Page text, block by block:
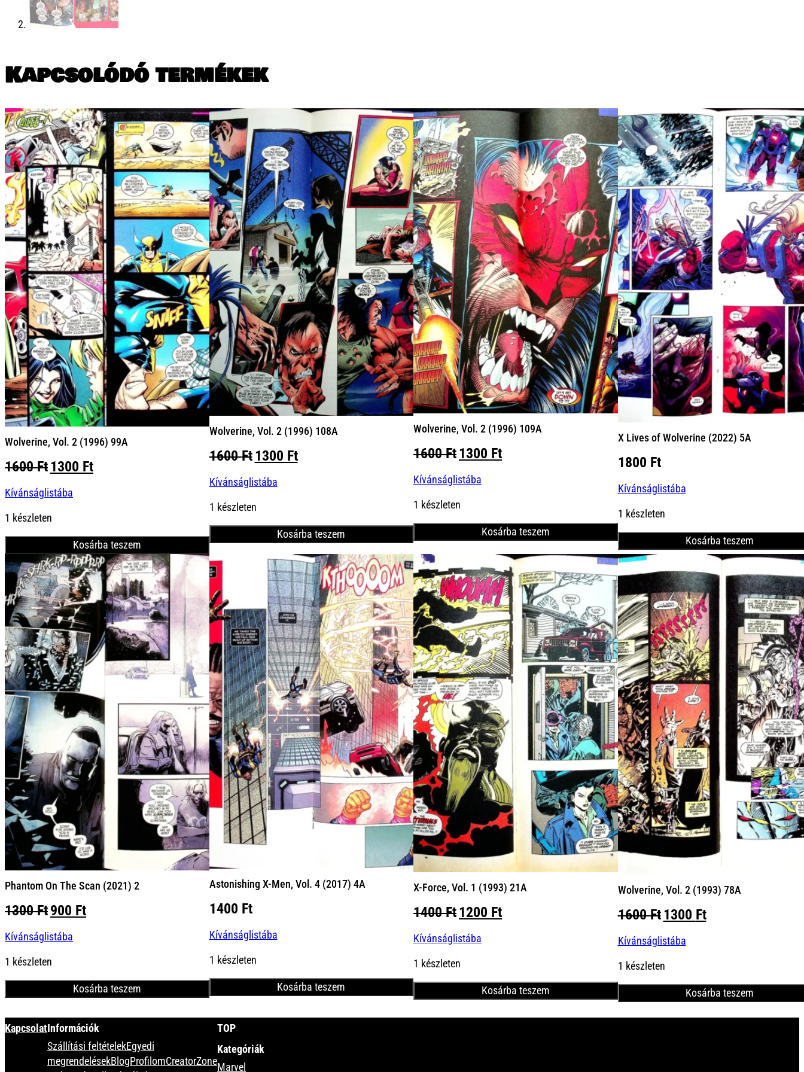
Kapcsolódó termékek
Wolverine, Vol. 2 (1996) 99A
1600FtOriginal
was:
1300 FtCurrent
Kívánságlistába
1 készleten
Kosárba teszem
Wolverine, Vol. 2 (1996) 108A
1600FtOriginal
was:
1300 FtCurrent
Kívánságlistába
1 készleten
Kosárba teszem
Wolverine, Vol. 2 (1996) 109A
1600FtOriginal
was:
1300 FtCurrent
Kívánságlistába
1 készleten
Kosárba teszem
X Lives of Wolverine (2022) 5A
1800 Ft
Kívánságlistába
1 készleten
Kosárba teszem
Phantom On The Scan (2021) 2
1300FtOriginal
was:
900 FtCurrent
Kívánságlistába
1 készleten
Kosárba teszem
Astonishing X-Men, Vol. 4 (2017) 4A
1400 Ft
Kívánságlistába
1 készleten
Kosárba teszem
X-Force, Vol. 1 (1993) 21A
1400FtOriginal
was:
1200 FtCurrent
Kívánságlistába
1 készleten
Kosárba teszem
Wolverine, Vol. 2 (1993) 78A
1600FtOriginal
was:
1300 FtCurrent
Kívánságlistába
1 készleten
Kosárba teszem
KapcsolatInformációk
Szállítási feltételekEgyedi
megrendelésekBlogProfilomCreatorZone
TOP
Kategóriák
Marvel